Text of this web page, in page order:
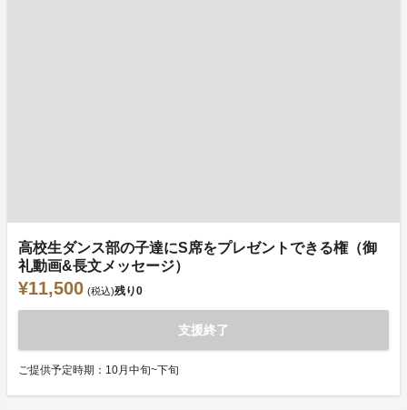
高校生ダンス部の子達にS席をプレゼントできる権（御
礼動画&長文メッセージ）
¥11,500 (税込)残り0
支援終了
ご提供予定時期：10月中旬~下旬